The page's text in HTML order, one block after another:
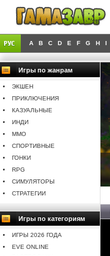
A B C D E F G H I
Игры по жанрам
ЭКШЕН
ПРИКЛЮЧЕНИЯ
КАЗУАЛЬНЫЕ
ИНДИ
MMO
СПОРТИВНЫЕ
ГОНКИ
RPG
СИМУЛЯТОРЫ
СТРАТЕГИИ
Игры по категориям
ИГРЫ 2026 ГОДА
EVE ONLINE